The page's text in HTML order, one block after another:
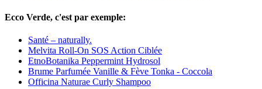
Ecco Verde, c'est par exemple:
Santé – naturally.
Melvita Roll-On SOS Action Ciblée
EtnoBotanika Peppermint Hydrosol
Brume Parfumée Vanille & Fève Tonka - Coccola
Officina Naturae Curly Shampoo